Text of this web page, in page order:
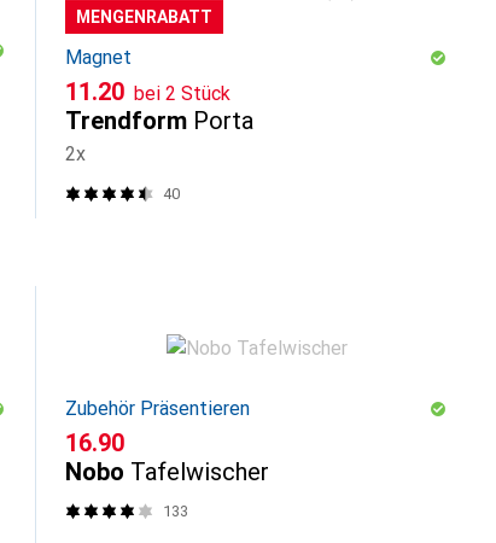
MENGENRABATT
Magnet
CHF
11.20 bei 2 Stück
Trendform Porta
2x
40
Zubehör Präsentieren
CHF
16.90
Nobo Tafelwischer
133